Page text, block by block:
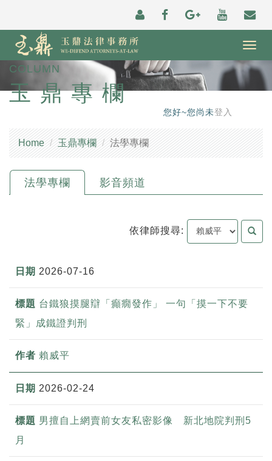
COLUMN
玉鼎專欄
您好~您尚未登入
Home 玉鼎專欄 法學專欄
法學專欄 影音頻道
依律師搜尋:
2026-07-16
台鐵狼摸腿辯「癲癇發作」 一句「摸一下不要
緊」成鐵證判刑
賴威平
2026-02-24
男擅自上網賣前女友私密影像 新北地院判刑5
月